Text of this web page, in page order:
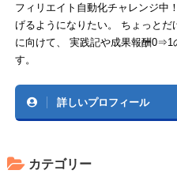
フィリエイト自動化チャレンジ中
げるようになりたい。 ちょっとだ
に向けて、 実践記や成果報酬0⇒1
す。
詳しいプロフィール
カテゴリー